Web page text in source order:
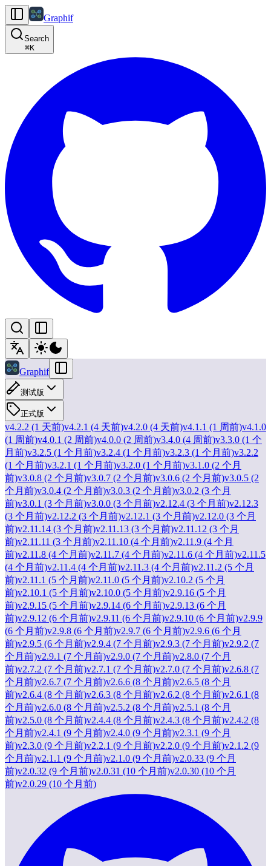
Graphif
Search
⌘K
Graphif
测试版
正式版
v4.2.2 (1 天前)v4.2.1 (4 天前)v4.2.0 (4 天前)v4.1.1 (1 周前)v4.1.0
(1 周前)v4.0.1 (2 周前)v4.0.0 (2 周前)v3.4.0 (4 周前)v3.3.0 (1 个
月前)v3.2.5 (1 个月前)v3.2.4 (1 个月前)v3.2.3 (1 个月前)v3.2.2
(1 个月前)v3.2.1 (1 个月前)v3.2.0 (1 个月前)v3.1.0 (2 个月
前)v3.0.8 (2 个月前)v3.0.7 (2 个月前)v3.0.6 (2 个月前)v3.0.5 (2
个月前)v3.0.4 (2 个月前)v3.0.3 (2 个月前)v3.0.2 (3 个月
前)v3.0.1 (3 个月前)v3.0.0 (3 个月前)v2.12.4 (3 个月前)v2.12.3
(3 个月前)v2.12.2 (3 个月前)v2.12.1 (3 个月前)v2.12.0 (3 个月
前)v2.11.14 (3 个月前)v2.11.13 (3 个月前)v2.11.12 (3 个月
前)v2.11.11 (3 个月前)v2.11.10 (4 个月前)v2.11.9 (4 个月
前)v2.11.8 (4 个月前)v2.11.7 (4 个月前)v2.11.6 (4 个月前)v2.11.5
(4 个月前)v2.11.4 (4 个月前)v2.11.3 (4 个月前)v2.11.2 (5 个月
前)v2.11.1 (5 个月前)v2.11.0 (5 个月前)v2.10.2 (5 个月
前)v2.10.1 (5 个月前)v2.10.0 (5 个月前)v2.9.16 (5 个月
前)v2.9.15 (5 个月前)v2.9.14 (6 个月前)v2.9.13 (6 个月
前)v2.9.12 (6 个月前)v2.9.11 (6 个月前)v2.9.10 (6 个月前)v2.9.9
(6 个月前)v2.9.8 (6 个月前)v2.9.7 (6 个月前)v2.9.6 (6 个月
前)v2.9.5 (6 个月前)v2.9.4 (7 个月前)v2.9.3 (7 个月前)v2.9.2 (7
个月前)v2.9.1 (7 个月前)v2.9.0 (7 个月前)v2.8.0 (7 个月
前)v2.7.2 (7 个月前)v2.7.1 (7 个月前)v2.7.0 (7 个月前)v2.6.8 (7
个月前)v2.6.7 (7 个月前)v2.6.6 (8 个月前)v2.6.5 (8 个月
前)v2.6.4 (8 个月前)v2.6.3 (8 个月前)v2.6.2 (8 个月前)v2.6.1 (8
个月前)v2.6.0 (8 个月前)v2.5.2 (8 个月前)v2.5.1 (8 个月
前)v2.5.0 (8 个月前)v2.4.4 (8 个月前)v2.4.3 (8 个月前)v2.4.2 (8
个月前)v2.4.1 (9 个月前)v2.4.0 (9 个月前)v2.3.1 (9 个月
前)v2.3.0 (9 个月前)v2.2.1 (9 个月前)v2.2.0 (9 个月前)v2.1.2 (9
个月前)v2.1.1 (9 个月前)v2.1.0 (9 个月前)v2.0.33 (9 个月
前)v2.0.32 (9 个月前)v2.0.31 (10 个月前)v2.0.30 (10 个月
前)v2.0.29 (10 个月前)